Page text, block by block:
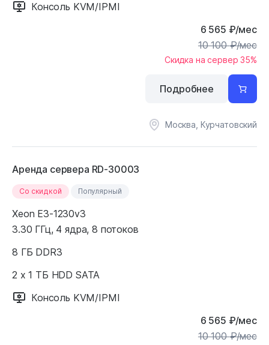
Консоль KVM/IPMI
6 565 ₽/мес
10 100₽/мес
Скидка на сервер 35%
Москва, Курчатовский
Подробнее
Аренда сервера RD-30003
Cо скидкой Популярный
Xeon E3-1230v3
3.30 ГГц, 4 ядра, 8 потоков
8 ГБ DDR3
2 x 1 ТБ HDD SATA
Консоль KVM/IPMI
6 565 ₽/мес
10 100₽/мес